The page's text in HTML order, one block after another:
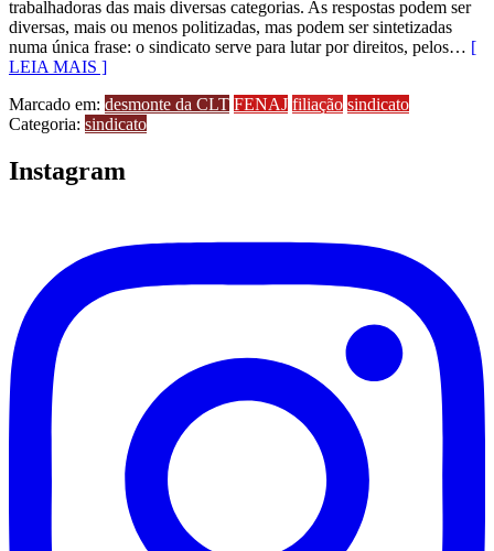
trabalhadoras das mais diversas categorias. As respostas podem ser
diversas, mais ou menos politizadas, mas podem ser sintetizadas
numa única frase: o sindicato serve para lutar por direitos, pelos… [
LEIA MAIS ]
Marcado em: desmonte da CLT FENAJ filiação sindicato
Categoria: sindicato
Instagram